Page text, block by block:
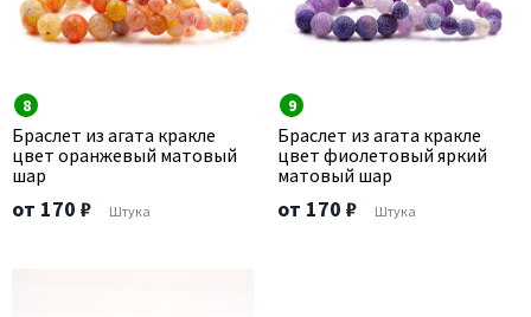
8
Браслет из агата кракле
цвет оранжевый матовый
шар
от 170 ₽ Штука
9
Браслет из агата кракле
цвет фиолетовый яркий
матовый шар
от 170 ₽ Штука